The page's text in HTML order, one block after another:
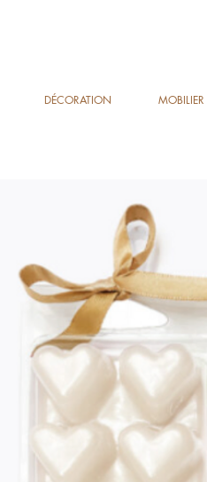
DÉCORATION MOBILIER